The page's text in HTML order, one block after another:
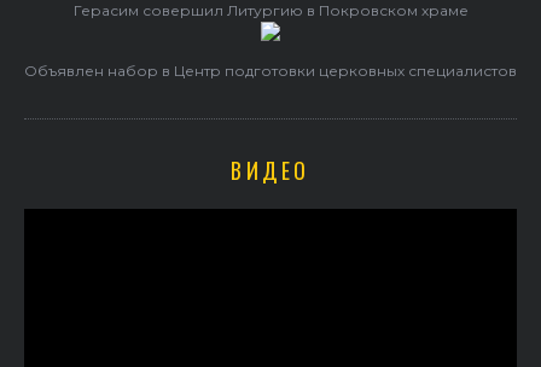
Герасим совершил Литургию в Покровском храме
Объявлен набор в Центр подготовки церковных специалистов
ВИДЕО